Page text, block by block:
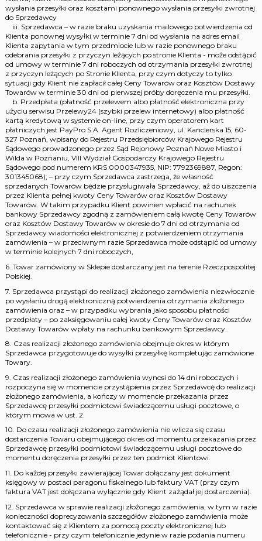
wysłania przesyłki oraz kosztami ponownego wysłania przesyłki zwrotnej
do Sprzedawcy
iii. Sprzedawca – w razie braku uzyskania mailowego potwierdzenia od
Klienta ponownej wysyłki w terminie 7 dni od wysłania na adres email
Klienta zapytania w tym przedmiocie lub w razie ponownego braku
odebrania przesyłki z przyczyn leżących po stronie Klienta - może odstąpić
od umowy w terminie 7 dni roboczych od otrzymania przesyłki zwrotnej
z przyczyn leżących po Stronie Klienta, przy czym dotyczy to tylko
sytuacji gdy Klient nie zapłacił całej Ceny Towarów oraz Kosztów Dostawy
Towarów w terminie 30 dni od pierwszej próby doręczenia mu przesyłki.
b. Przedpłata (płatność przelewem albo płatność elektroniczna przy
użyciu serwisu Przelewy24 (szybki przelew internetowy) albo płatność
kartą kredytową w systemie on-line, przy czym operatorem kart
płatniczych jest PayPro S.A. Agent Rozliczeniowy, ul. Kanclerska 15, 60-
327 Poznań, wpisany do Rejestru Przedsiębiorców Krajowego Rejestru
Sądowego prowadzonego przez Sąd Rejonowy Poznań Nowe Miasto i
Wilda w Poznaniu, VIII Wydział Gospodarczy Krajowego Rejestru
Sądowego pod numerem KRS 0000347935, NIP: 7792369887, Regon:
301345068); – przy czym Sprzedawca zastrzega, że własność
sprzedanych Towarów będzie przysługiwała Sprzedawcy, aż do uiszczenia
przez Klienta pełnej kwoty Ceny Towarów oraz Kosztów Dostawy
Towarów. W takim przypadku Klient powinien wpłacić na rachunek
bankowy Sprzedawcy zgodną z zamówieniem całą kwotę Ceny Towarów
oraz Kosztów Dostawy Towarów w okresie do 7 dni od otrzymania od
Sprzedawcy wiadomości elektronicznej z potwierdzeniem otrzymania
zamówienia – w przeciwnym razie Sprzedawca może odstąpić od umowy
w terminie kolejnych 7 dni roboczych,
6. Towar zamówiony w Sklepie dostarczany jest na terenie Rzeczpospolitej
Polskiej.
7. Sprzedawca przystąpi do realizacji złożonego zamówienia niezwłocznie
po wysłaniu drogą elektroniczną potwierdzenia otrzymania złożonego
zamówienia oraz – w przypadku wybrania jako sposobu płatności
przedpłaty – po zaksięgowaniu całej kwoty Ceny Towarów oraz Kosztów
Dostawy Towarów wpłaty na rachunku bankowym Sprzedawcy.
8. Czas realizacji złożonego zamówienia obejmuje okres w którym
Sprzedawca przygotowuje do wysyłki przesyłkę kompletując zamówione
Towary.
9. Czas realizacji złożonego zamówienia wynosi do 14 dni roboczych i
rozpoczyna się w momencie przystąpienia przez Sprzedawcę do realizacji
złożonego zamówienia, a kończy w momencie przekazania przez
Sprzedawcę przesyłki podmiotowi świadczącemu usługi pocztowe, o
którym mowa w ust. 2.
10. Do czasu realizacji złożonego zamówienia nie wlicza się czasu
dostarczenia Towaru obejmującego okres od momentu przekazania przez
Sprzedawcę przesyłki podmiotowi świadczącemu usługi pocztowe do
momentu doręczenia przesyłki przez ten podmiot Klientowi.
11. Do każdej przesyłki zawierającej Towar dołączany jest dokument
księgowy w postaci paragonu fiskalnego lub faktury VAT (przy czym
faktura VAT jest dołączana wyłącznie gdy Klient zażądał jej dostarczenia).
12. Sprzedawca w sprawie realizacji złożonego zamówienia, w tym w razie
konieczności doprecyzowania szczegółów złożonego zamówienia może
kontaktować się z Klientem za pomocą poczty elektronicznej lub
telefonicznie - przy czym telefonicznie jedynie w razie podania numeru